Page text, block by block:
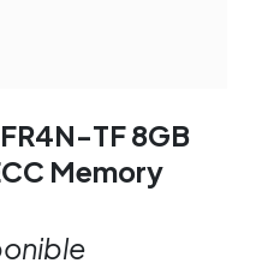
TF 8GB
Memory